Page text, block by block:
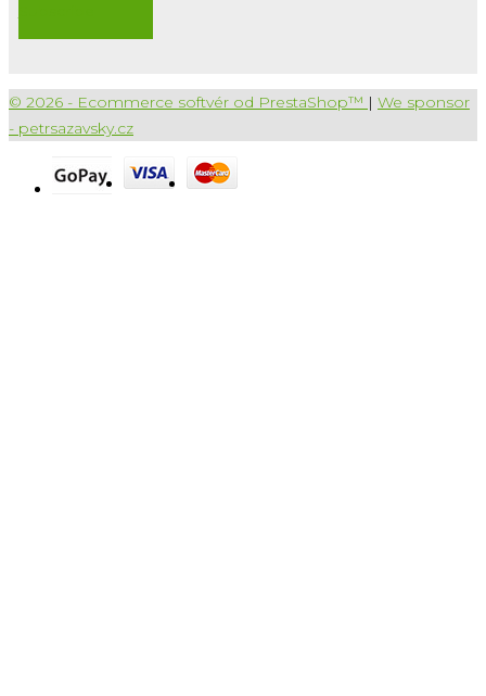
© 2026 - Ecommerce softvér od PrestaShop™ | We sponsor
- petrsazavsky.cz